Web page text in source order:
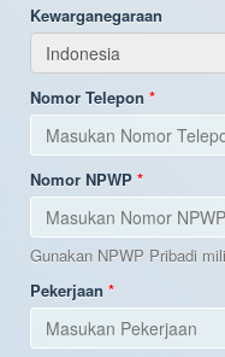
Kewarganegaraan
Indonesia
Nomor Telepon
Nomor NPWP
Gunakan NPWP Pribadi
Pekerjaan